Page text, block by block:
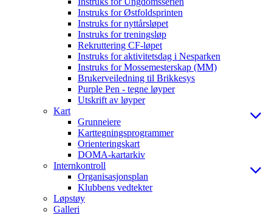
Instruks for Østfoldsprinten
Instruks for nyttårsløpet
Instruks for treningsløp
Rekruttering CF-løpet
Instruks for aktivitetsdag i Nesparken
Instruks for Mossemesterskap (MM)
Brukerveiledning til Brikkesys
Purple Pen - tegne løyper
Utskrift av løyper
Kart
Grunneiere
Karttegningsprogrammer
Orienteringskart
DOMA-kartarkiv
Internkontroll
Organisasjonsplan
Klubbens vedtekter
Løpstøy
Galleri